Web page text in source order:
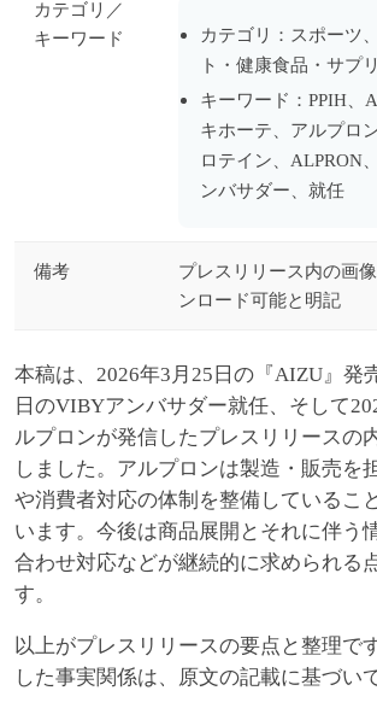
カテゴリ／
キーワード
カテゴリ：スポーツ
ト・健康食品・サプ
キーワード：PPIH、
キホーテ、アルプロ
ロテイン、ALPRON
ンバサダー、就任
備考
プレスリリース内の画
ンロード可能と明記
本稿は、2026年3月25日の『AIZU』発
日のVIBYアンバサダー就任、そして
ルプロンが発信したプレスリリースの
しました。アルプロンは製造・販売を
や消費者対応の体制を整備しているこ
います。今後は商品展開とそれに伴う
合わせ対応などが継続的に求められる
す。
以上がプレスリリースの要点と整理で
した事実関係は、原文の記載に基づい